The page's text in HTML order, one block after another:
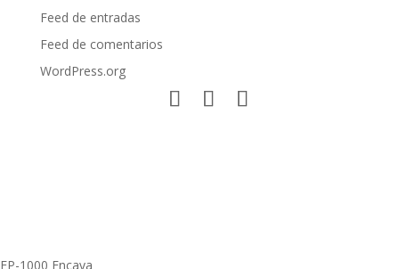
Feed de entradas
Feed de comentarios
WordPress.org
EP-1000 Encava